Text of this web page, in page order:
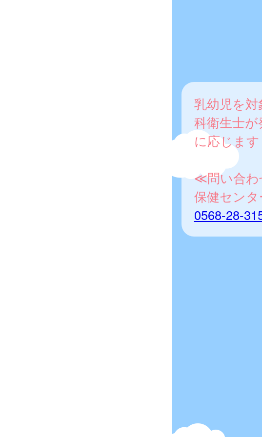
乳幼児を
科衛生士
に応じます
≪問い合
保健センタ
0568-28-